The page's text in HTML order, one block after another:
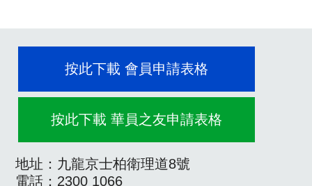
按此下載 會員申請表格
按此下載 華員之友申請表格
地址：九龍京士柏衛理道8號
電話：2300 1066